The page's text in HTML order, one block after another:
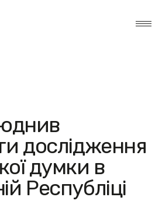
дослідження
думки в
Республіці